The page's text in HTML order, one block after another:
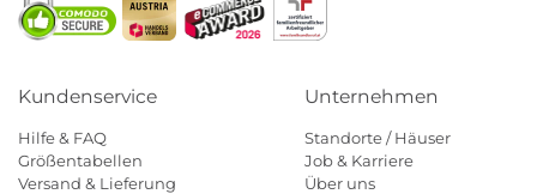
Kundenservice
Hilfe & FAQ
Größentabellen
Versand & Lieferung
Unternehmen
Standorte / Häuser
Job & Karriere
Über uns